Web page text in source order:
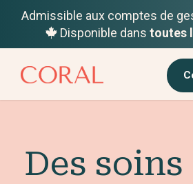
Admissible aux comptes de
Disponible dans toutes
Des soins